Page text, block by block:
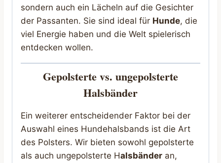
sondern auch ein Lächeln auf die Gesichter
der Passanten. Sie sind ideal für Hunde, die
viel Energie haben und die Welt spielerisch
entdecken wollen.
Gepolsterte vs. ungepolsterte
Halsbänder
Ein weiterer entscheidender Faktor bei der
Auswahl eines Hundehalsbands ist die Art
des Polsters. Wir bieten sowohl gepolsterte
als auch ungepolsterte Halsbänder an,